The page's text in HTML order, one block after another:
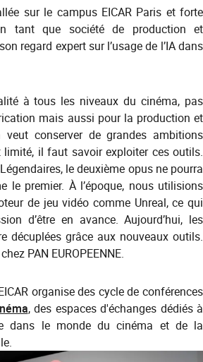
sur le campus EICAR Paris et forte
tant que société de production et
regard expert sur l’usage de l’IA dans
à tous les niveaux du cinéma, pas
mais aussi pour la production et
veut conserver de grandes ambitions
limité, il faut savoir exploiter ces outils.
le deuxième opus ne pourra
le premier. À l’époque, nous utilisions
de jeu vidéo comme Unreal, ce qui
d’être en avance. Aujourd’hui, les
décuplées grâce aux nouveaux outils.
chez PAN EUROPEENNE.
organise des cycle de conférences
, des espaces d'échanges dédiés à
dans le monde du cinéma et de la